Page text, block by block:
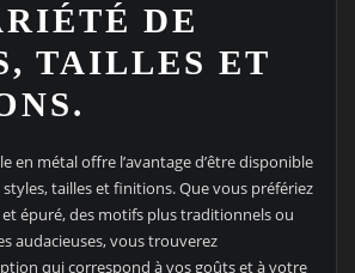
DE
TAILLES ET
en métal offre l’avantage d’être disponible
tailles et finitions. Que vous préfériez
épuré, des motifs plus traditionnels ou
audacieuses, vous trouverez
qui correspond à vos goûts et à votre